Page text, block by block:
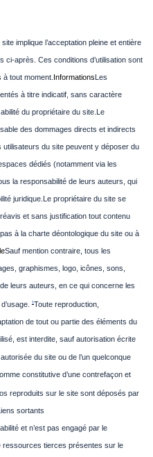
site implique l’acceptation pleine et entière
ci-après. Ces conditions d’utilisation sont
tout moment. InformationsLes
à titre indicatif, sans caractère
du propriétaire du site. Le
des dommages directs et indirects
utilisateurs du site peuvent y déposer du
dédiés (notamment via les
la responsabilité de leurs auteurs, qui
juridique. Le propriétaire du site se
et sans justification tout contenu
à la charte déontologique du site ou à
Sauf mention contraire, tous les
graphismes, logo, icônes, sons,
leurs auteurs, en ce qui concerne les
1Toute reproduction,
de tout ou partie des éléments du
est interdite, sauf autorisation écrite
du site ou de l’un quelconque
constitutive d’une contrefaçon et
reproduits sur le site sont déposés par
sortants
et n’est pas engagé par le
ressources tierces présentes sur le